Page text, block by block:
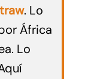
. Lo
África
Lo